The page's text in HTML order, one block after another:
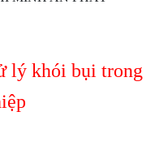
lý khói bụi trong